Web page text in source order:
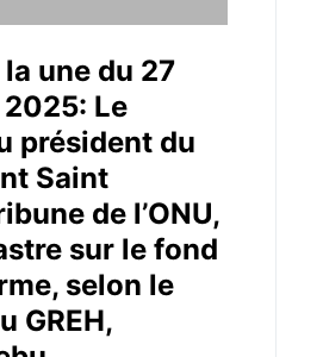
une du 27
Le
président du
Saint
de l’ONU,
sur le fond
selon le
GREH,